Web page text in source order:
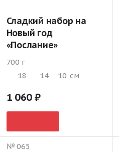
Сладкий набор на
Новый год
«Послание»
700 г
18
14 10 см
1 060
№ 065